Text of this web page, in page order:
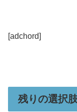
[adchord]
残りの選択